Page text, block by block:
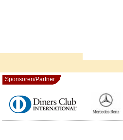
Sponsoren/Partner